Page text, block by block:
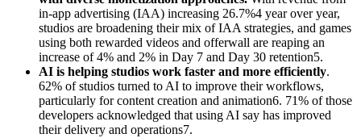
in-app advertising (IAA) increasing 26.7%4 year over year,
studios are broadening their mix of IAA strategies, and games
using both rewarded videos and offerwall are reaping an
increase of 4% and 2% in Day 7 and Day 30 retention5.
AI is helping studios work faster and more efficiently.
62% of studios turned to AI to improve their workflows,
particularly for content creation and animation6. 71% of those
developers acknowledged that using AI say has improved
their delivery and operations7.